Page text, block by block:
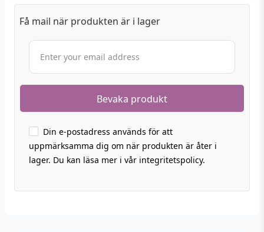
Få mail när produkten är i lager
Din e-postadress används för att
uppmärksamma dig om när produkten är åter i
lager. Du kan läsa mer i vår integritetspolicy.